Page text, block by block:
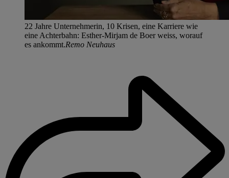
22 Jahre Unternehmerin, 10 Krisen, eine Karriere wie
eine Achterbahn: Esther-Mirjam de Boer weiss, worauf
es ankommt.Remo Neuhaus